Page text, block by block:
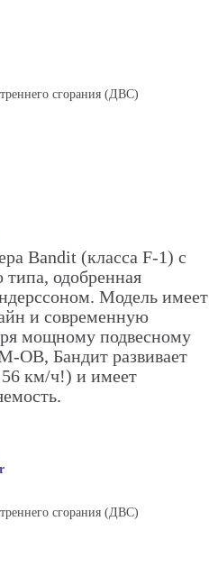
сгорания (ДВС)
Bandit (класса F-1) с
типа, одобренная
Модель имеет
и современную
мощному подвесному
OB, Бандит развивает
км/ч!) и имеет
сгорания (ДВС)